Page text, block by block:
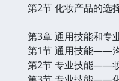
第2节 化妆产品的选
第3章 通用技能和专
第1节 通用技能——
第2节 专业技能——